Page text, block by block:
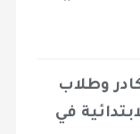
وطلاب
في